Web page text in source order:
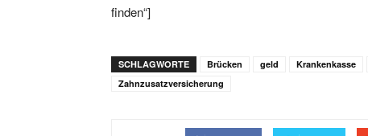
finden“]
SCHLAGWORTE Brücken geld Krankenkasse
Zahnzusatzversicherung